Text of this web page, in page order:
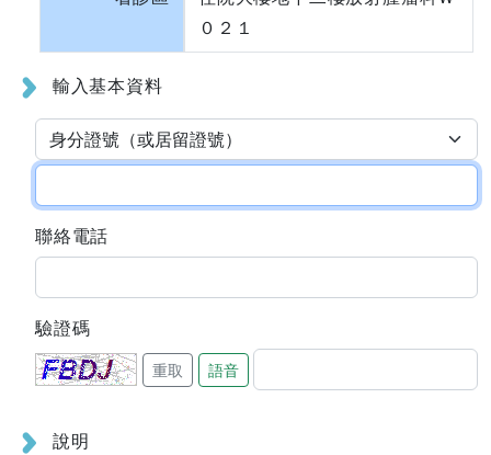
０２１
輸入基本資料
聯絡電話
驗證碼
重取 語音
說明